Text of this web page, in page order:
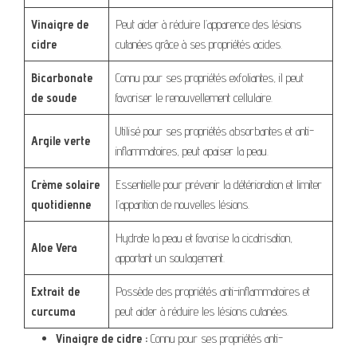
Vinaigre de
cidre
Peut aider à réduire l’apparence des lésions
cutanées grâce à ses propriétés acides.
Bicarbonate
de soude
Connu pour ses propriétés exfoliantes, il peut
favoriser le renouvellement cellulaire.
Argile verte
Utilisé pour ses propriétés absorbantes et anti-
inflammatoires, peut apaiser la peau.
Crème solaire
quotidienne
Essentielle pour prévenir la détérioration et limiter
l’apparition de nouvelles lésions.
Aloe Vera
Hydrate la peau et favorise la cicatrisation,
apportant un soulagement.
Extrait de
curcuma
Possède des propriétés anti-inflammatoires et
peut aider à réduire les lésions cutanées.
Vinaigre de cidre : Connu pour ses propriétés anti-